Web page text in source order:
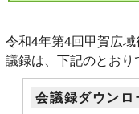
令和4年第4回甲賀広
議録は、下記のとおり
会議録ダウンロ